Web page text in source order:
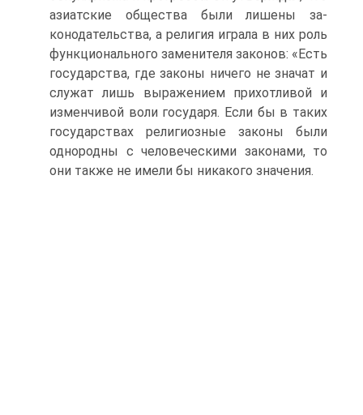
азиатские общества были лишены за­
конодательства, а религия играла в них роль
функционального замени­теля законов: «Есть
государства, где законы ничего не значат и
служат лишь выражением прихотливой и
изменчивой воли государя. Если бы в таких
государствах религиозные законы были
однородны с человече­скими законами, то
они также не имели бы никакого значения.